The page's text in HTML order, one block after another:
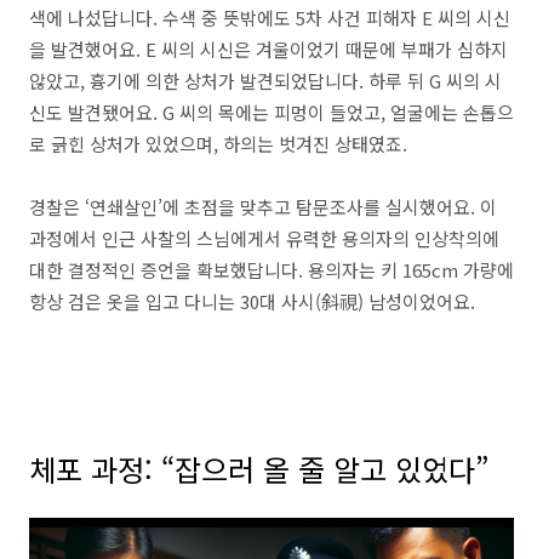
색에 나섰답니다. 수색 중 뜻밖에도 5차 사건 피해자 E 씨의 시신
을 발견했어요. E 씨의 시신은 겨울이었기 때문에 부패가 심하지
않았고, 흉기에 의한 상처가 발견되었답니다. 하루 뒤 G 씨의 시
신도 발견됐어요. G 씨의 목에는 피멍이 들었고, 얼굴에는 손톱으
로 긁힌 상처가 있었으며, 하의는 벗겨진 상태였죠.
경찰은 ‘연쇄살인’에 초점을 맞추고 탐문조사를 실시했어요. 이
과정에서 인근 사찰의 스님에게서 유력한 용의자의 인상착의에
대한 결정적인 증언을 확보했답니다. 용의자는 키 165cm 가량에
항상 검은 옷을 입고 다니는 30대 사시(斜視) 남성이었어요.
체포 과정: “잡으러 올 줄 알고 있었다”